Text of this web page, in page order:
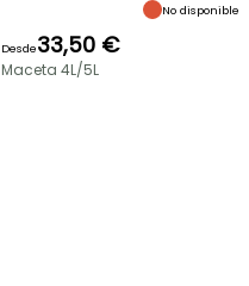
No disponible
Desde33,50 €
Maceta 4L/5L